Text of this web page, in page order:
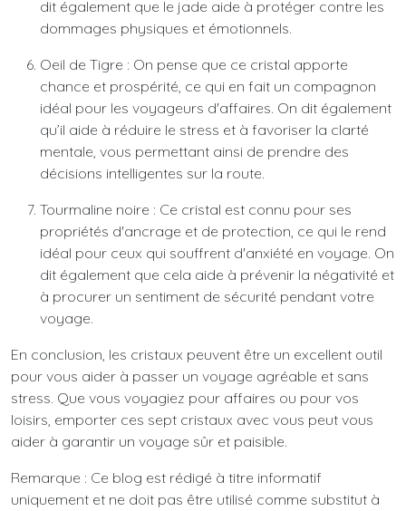
dit également que le jade aide à protéger contre les
dommages physiques et émotionnels.
Oeil de Tigre : On pense que ce cristal apporte
chance et prospérité, ce qui en fait un compagnon
idéal pour les voyageurs d'affaires. On dit également
qu’il aide à réduire le stress et à favoriser la clarté
mentale, vous permettant ainsi de prendre des
décisions intelligentes sur la route.
Tourmaline noire : Ce cristal est connu pour ses
propriétés d'ancrage et de protection, ce qui le rend
idéal pour ceux qui souffrent d'anxiété en voyage. On
dit également que cela aide à prévenir la négativité et
à procurer un sentiment de sécurité pendant votre
voyage.
En conclusion, les cristaux peuvent être un excellent outil
pour vous aider à passer un voyage agréable et sans
stress. Que vous voyagiez pour affaires ou pour vos
loisirs, emporter ces sept cristaux avec vous peut vous
aider à garantir un voyage sûr et paisible.
Remarque : Ce blog est rédigé à titre informatif
uniquement et ne doit pas être utilisé comme substitut à